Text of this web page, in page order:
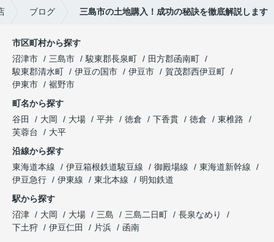
ブログ 三島市の土地購入！成功の秘訣を徹底解説します
市区町村から探す
沼津市
三島市 駿東郡長泉町
田方郡函南町
駿東郡清水町
伊豆の国市 伊豆市
賀茂郡西伊豆町
伊東市
裾野市
町名から探す
谷田
大岡 大場 平井 徳倉 下香貫 徳倉
東椎路
芙蓉台
大平
沿線から探す
東海道本線
伊豆箱根鉄道駿豆線 御殿場線
東海道新幹線
伊豆急行
伊東線 東北本線
明知鉄道
駅から探す
沼津
大岡 大場 三島 三島二日町
長泉なめり
下土狩
伊豆仁田 片浜 函南